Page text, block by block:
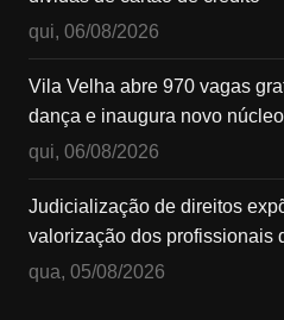
qui, 06/08/2026
Vila Velha abre 970 vagas
dança e inaugura novo
qui, 06/08/2026
Judicialização de direitos
valorização dos profissionais
qua, 05/08/2026